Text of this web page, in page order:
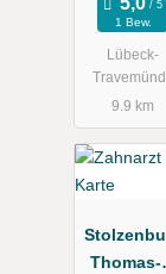
1 Bew.
Lübeck-
9.9 km
Thomas-